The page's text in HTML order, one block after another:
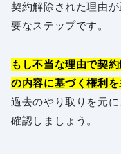
契約解除された理由
要なステップです。
もし不当な理由で契
の内容に基づく権利
過去のやり取りを元
確認しましょう。